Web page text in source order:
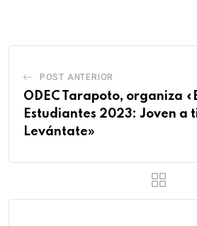
POST ANTERIOR
ODEC Tarapoto, organiza
Estudiantes 2023: Joven a
Levántate»